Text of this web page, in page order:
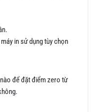
in sử dụng tùy chọn
để đặt điểm zero từ